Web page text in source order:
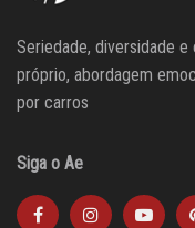
Seriedade, diversidade
próprio, abordagem
por carros
Siga o Ae